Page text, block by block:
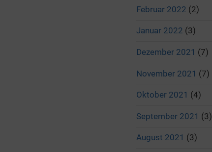
Februar 2022 (2)
Januar 2022 (3)
Dezember 2021 (7)
November 2021 (7)
Oktober 2021 (4)
September 2021 (3)
August 2021 (3)